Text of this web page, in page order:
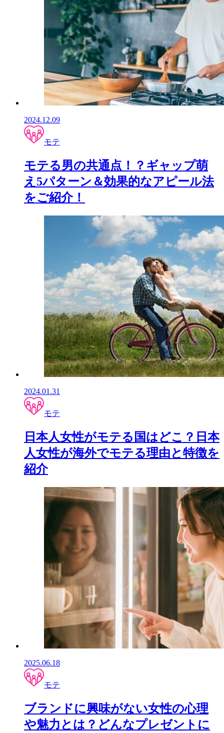
2024.12.09
モテ
モテる男の共通点！？ギャップ萌
え5パターン＆効果的なアピール法
をご紹介！
2024.01.31
モテ
日本人女性がモテる国はどこ？日本
人女性が海外でモテる理由と特徴を
紹介
2025.06.18
モテ
ブランドに興味がない女性の心理
や魅力とは？どんなプレゼントに